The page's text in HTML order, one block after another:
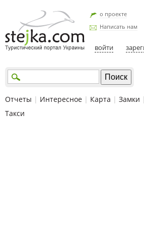
о проекте
Написать нам
войти
Отчеты | Интересное | Карта | Замки |
Такси